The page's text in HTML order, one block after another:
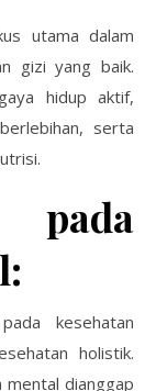
utama dalam
gizi yang baik.
hidup aktif,
serta
kesehatan
holistik.
mental dianggap